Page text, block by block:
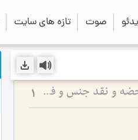
صوت تازه های سایت
نقد مبانی جوهریت و حرکت جوهریه - تبیین حقیقت وجود به مثابه فعلیت محضه و نقد جنس و فصل 1